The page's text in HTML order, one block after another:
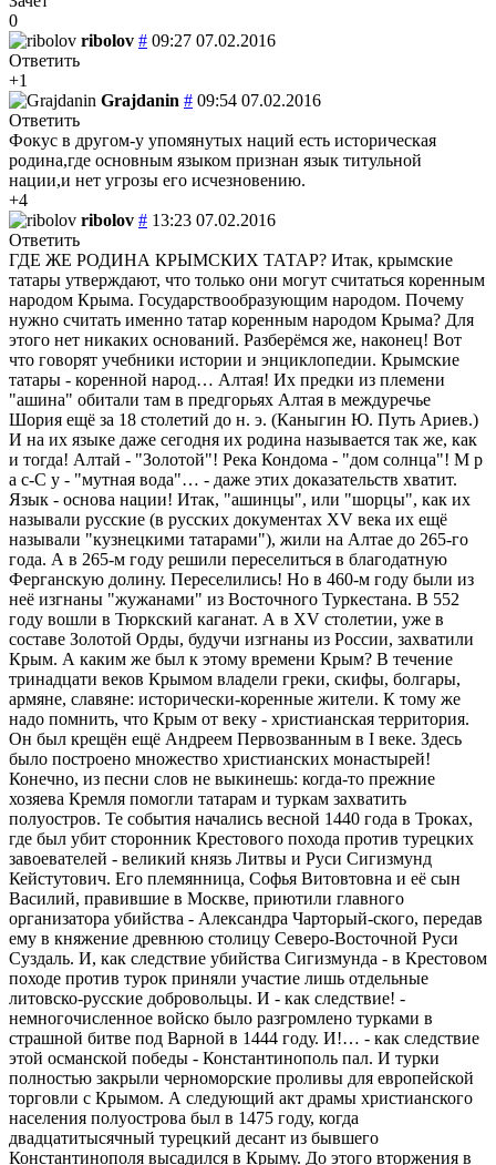
0
ribolov # 09:27 07.02.2016
Ответить
+1
Grajdanin # 09:54 07.02.2016
Ответить
Фокус в другом-у упомянутых наций есть историческая
родина,где основным языком признан язык титульной
нации,и нет угрозы его исчезновению.
+4
ribolov # 13:23 07.02.2016
Ответить
ГДЕ ЖЕ РОДИНА КРЫМСКИХ ТАТАР? Итак, крымские
татары утверждают, что только они могут считаться коренным
народом Крыма. Государствообразующим народом. Почему
нужно считать именно татар коренным народом Крыма? Для
этого нет никаких оснований. Разберёмся же, наконец! Вот
что говорят учебники истории и энциклопедии. Крымские
татары - коренной народ… Алтая! Их предки из племени
"ашина" обитали там в предгорьях Алтая в междуречье
Шория ещё за 18 столетий до н. э. (Каныгин Ю. Путь Ариев.)
И на их языке даже сегодня их родина называется так же, как
и тогда! Алтай - "Золотой"! Река Кондома - "дом солнца"! М р
а с-С у - "мутная вода"… - даже этих доказательств хватит.
Язык - основа нации! Итак, "ашинцы", или "шорцы", как их
называли русские (в русских документах XV века их ещё
называли "кузнецкими татарами"), жили на Алтае до 265-го
года. А в 265-м году решили переселиться в благодатную
Ферганскую долину. Переселились! Но в 460-м году были из
неё изгнаны "жужанами" из Восточного Туркестана. В 552
году вошли в Тюркский каганат. А в XV столетии, уже в
составе Золотой Орды, будучи изгнаны из России, захватили
Крым. А каким же был к этому времени Крым? В течение
тринадцати веков Крымом владели греки, скифы, болгары,
армяне, славяне: исторически-коренные жители. К тому же
надо помнить, что Крым от веку - христианская территория.
Он был крещён ещё Андреем Первозванным в I веке. Здесь
было построено множество христианских монастырей!
Конечно, из песни слов не выкинешь: когда-то прежние
хозяева Кремля помогли татарам и туркам захватить
полуостров. Те события начались весной 1440 года в Троках,
где был убит сторонник Крестового похода против турецких
завоевателей - великий князь Литвы и Руси Сигизмунд
Кейстутович. Его племянница, Софья Витовтовна и её сын
Василий, правившие в Москве, приютили главного
организатора убийства - Александра Чарторый-ского, передав
ему в княжение древнюю столицу Северо-Восточной Руси
Суздаль. И, как следствие убийства Сигизмунда - в Крестовом
походе против турок приняли участие лишь отдельные
литовско-русские добровольцы. И - как следствие! -
немногочисленное войско было разгромлено турками в
страшной битве под Варной в 1444 году. И!… - как следствие
этой османской победы - Константинополь пал. И турки
полностью закрыли черноморские проливы для европейской
торговли с Крымом. А следующий акт драмы христианского
населения полуострова был в 1475 году, когда
двадцатитысячный турецкий десант из бывшего
Константинополя высадился в Крыму. До этого вторжения в